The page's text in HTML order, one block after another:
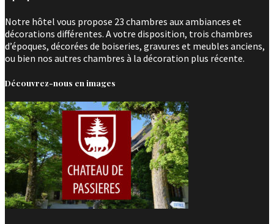
Notre hôtel vous propose 23 chambres aux ambiances et
décorations différentes. A votre disposition, trois chambres
d’époques, décorées de boiseries, gravures et meubles anciens,
ou bien nos autres chambres à la décoration plus récente.
Découvrez-nous en images